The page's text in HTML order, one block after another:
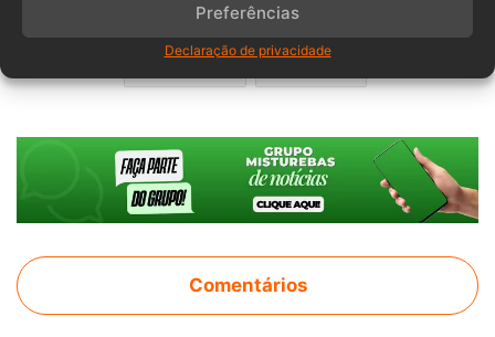
Preferências
Declaração de privacidade
Minas gerais
Tragédia
Comentários